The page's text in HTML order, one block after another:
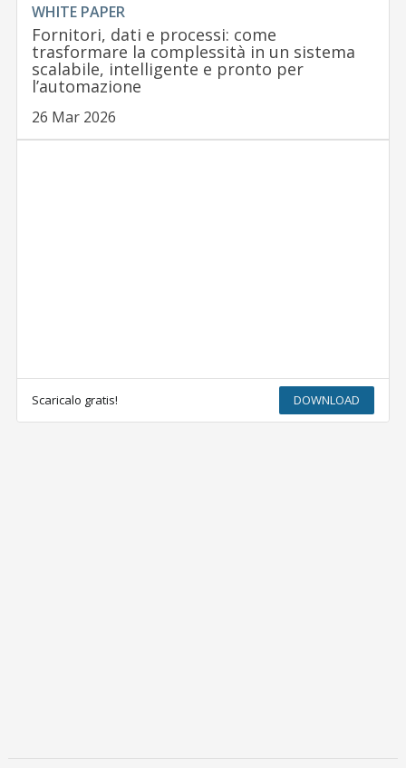
WHITE PAPER
Fornitori, dati e processi: come
trasformare la complessità in un sistema
scalabile, intelligente e pronto per
l’automazione
26 Mar 2026
Scaricalo gratis! DOWNLOAD